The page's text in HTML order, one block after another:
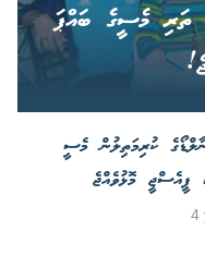
ތަރި މެސީގެ ބައްޕަ
ކުރިމަތިލުން މެސީ
ޕީއެސްޖީ މޮޅުވެއްޖެ
4